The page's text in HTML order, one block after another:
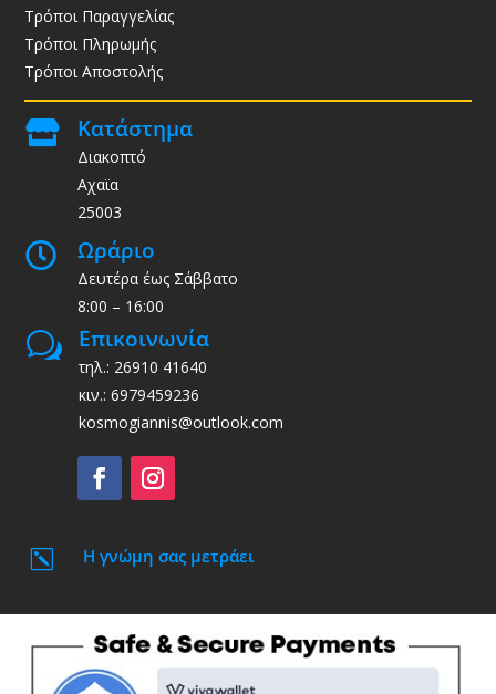
Τρόποι Παραγγελίας
Τρόποι Πληρωμής
Τρόποι Αποστολής
 Κατάστημα
Διακοπτό
Αχαϊα
25003
 Ωράριο
Δευτέρα έως Σάββατο
8:00 – 16:00
w Επικοινωνία
τηλ.: 26910 41640
κιν.: 6979459236
kosmogiannis@outlook.com
k Η γνώμη σας μετράει